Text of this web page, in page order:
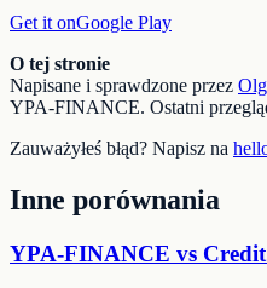
Get it onGoogle Play
O tej stronie
Napisane i sprawdzone przez
YPA-FINANCE. Ostatni
Zauważyłeś błąd? Napisz na
Inne porównania
YPA-FINANCE vs